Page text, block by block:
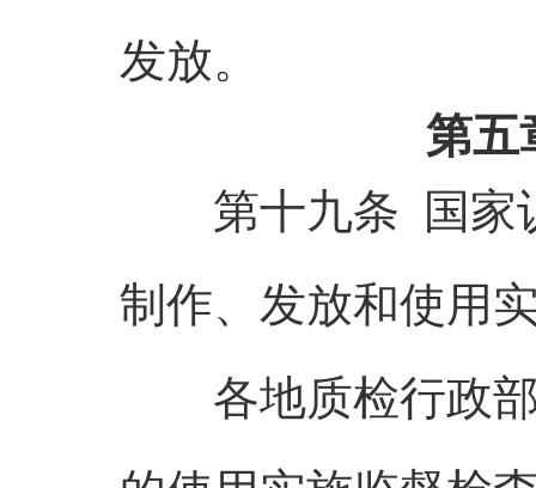
发放。
第五
第十九条 国家认
制作、发放和使用
各地质检行政部